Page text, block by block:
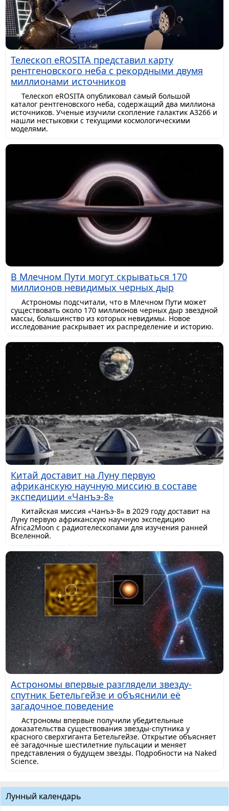
Телескоп eROSITA представил карту
рентгеновского неба с рекордными двумя
миллионами источников
Телескоп eROSITA опубликовал самый большой
каталог рентгеновского неба, содержащий два миллиона
источников. Ученые изучили скопление галактик A3266 и
нашли нестыковки с текущими космологическими
моделями.
В Млечном Пути могут скрываться 170
миллионов невидимых черных дыр
Астрономы подсчитали, что в Млечном Пути может
существовать около 170 миллионов черных дыр звездной
массы, большинство из которых невидимы. Новое
исследование раскрывает их распределение и историю.
Китай доставит на Луну первую
африканскую научную миссию в составе
экспедиции «Чанъэ-8»
Китайская миссия «Чанъэ-8» в 2029 году доставит на
Луну первую африканскую научную экспедицию
Africa2Moon с радиотелескопами для изучения ранней
Вселенной.
Астрономы впервые разглядели звезду-
спутник Бетельгейзе и объяснили её
загадочное поведение
Астрономы впервые получили убедительные
доказательства существования звезды-спутника у
красного сверхгиганта Бетельгейзе. Открытие объясняет
её загадочные шестилетние пульсации и меняет
представления о будущем звезды. Подробности на Naked
Science.
Лунный календарь